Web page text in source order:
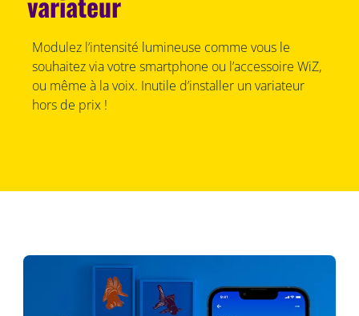
Modulez l’intensité lumineuse comme vous le
souhaitez via votre smartphone ou l’accessoire WiZ,
ou même à la voix. Inutile d’installer un variateur
hors de prix !